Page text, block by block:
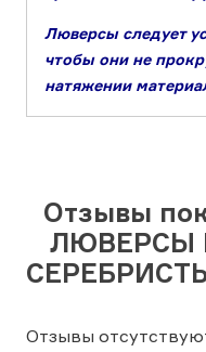
Люверсы следует
чтобы они не
натяжении
Отзывы
ЛЮВЕРСЫ
Отзывы